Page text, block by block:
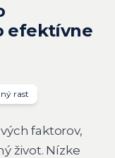
efektívne
rast
faktorov,
život. Nízke